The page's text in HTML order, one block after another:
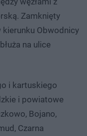
Zamknięty
kierunku Obwodnicy
na ulice
i kartuskiego
i powiatowe
Bojano,
Czarna